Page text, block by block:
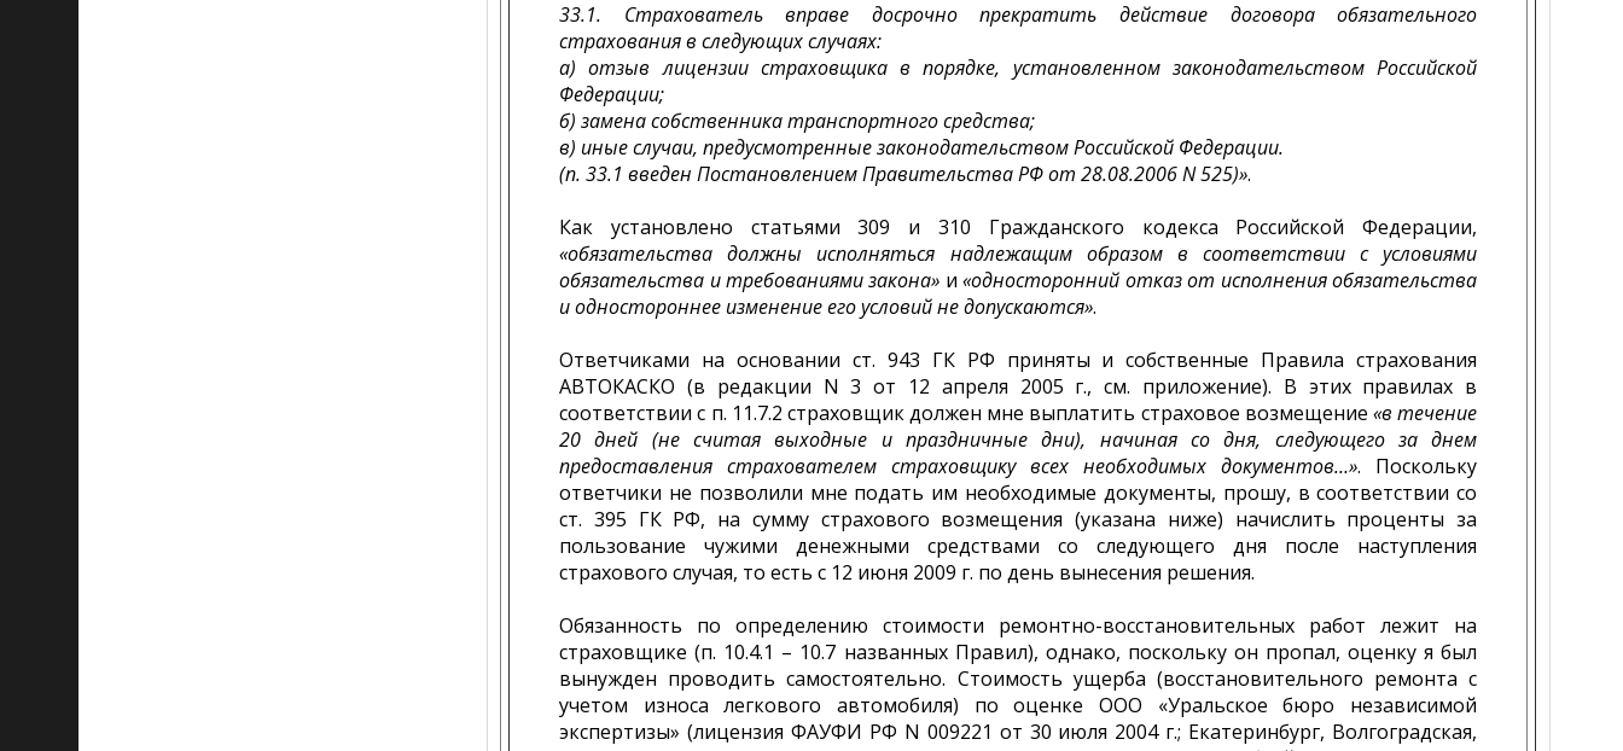
33.1. Страхователь вправе досрочно прекратить действие договора обязательного
страхования в следующих случаях:
а) отзыв лицензии страховщика в порядке, установленном законодательством Российской
Федерации;
б) замена собственника транспортного средства;
в) иные случаи, предусмотренные законодательством Российской Федерации.
(п. 33.1 введен Постановлением Правительства РФ от 28.08.2006 N 525)».
Как установлено статьями 309 и 310 Гражданского кодекса Российской Федерации,
«обязательства должны исполняться надлежащим образом в соответствии с условиями
обязательства и требованиями закона» и«односторонний отказ от исполнения обязательства
и одностороннее изменение его условий не допускаются».
Ответчиками на основании ст. 943 ГК РФ приняты и собственные Правила страхования
АВТОКАСКО (в редакции N 3 от 12 апреля 2005 г., см. приложение). В этих правилах в
соответствии с п. 11.7.2 страховщик должен мне выплатить страховое возмещение «в течение
20 дней (не считая выходные и праздничные дни), начиная со дня, следующего за днем
предоставления страхователем страховщику всех необходимых документов…». Поскольку
ответчики не позволили мне подать им необходимые документы, прошу, в соответствии со
ст. 395 ГК РФ, на сумму страхового возмещения (указана ниже) начислить проценты за
пользование чужими денежными средствами со следующего дня после наступления
страхового случая, то есть с 12 июня 2009 г. по день вынесения решения.
Обязанность по определению стоимости ремонтно-восстановительных работ лежит на
страховщике (п. 10.4.1 – 10.7 названных Правил), однако, поскольку он пропал, оценку я был
вынужден проводить самостоятельно. Стоимость ущерба (восстановительного ремонта с
учетом износа легкового автомобиля) по оценке ООО «Уральское бюро независимой
экспертизы» (лицензия ФАУФИ РФ N 009221 от 30 июля 2004 г.; Екатеринбург, Волгоградская,